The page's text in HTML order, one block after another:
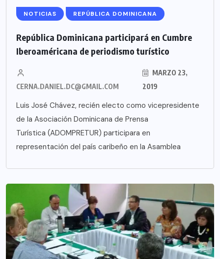
NOTICIAS REPÚBLICA DOMINICANA
República Dominicana participará en Cumbre
Iberoaméricana de periodismo turístico
CERNA.DANIEL.DC@GMAIL.COM
MARZO 23,
2019
Luis José Chávez, recién electo como vicepresidente
de la Asociación Dominicana de Prensa
Turística (ADOMPRETUR) participara en
representación del país caribeño en la Asamblea